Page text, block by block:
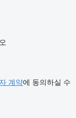
계약에 동의하실 수